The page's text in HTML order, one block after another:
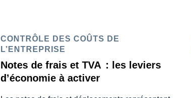
CONTRÔLE DES COÛTS DE
L’ENTREPRISE
Notes de frais et TVA : les leviers
d’économie à activer